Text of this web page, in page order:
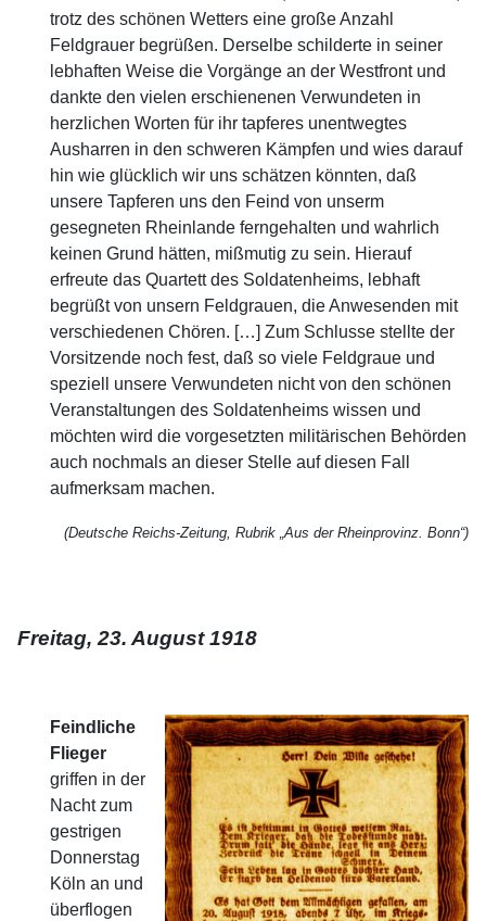
trotz des schönen Wetters eine große Anzahl
Feldgrauer begrüßen. Derselbe schilderte in seiner
lebhaften Weise die Vorgänge an der Westfront und
dankte den vielen erschienenen Verwundeten in
herzlichen Worten für ihr tapferes unentwegtes
Ausharren in den schweren Kämpfen und wies darauf
hin wie glücklich wir uns schätzen könnten, daß
unsere Tapferen uns den Feind von unserm
gesegneten Rheinlande ferngehalten und wahrlich
keinen Grund hätten, mißmutig zu sein. Hierauf
erfreute das Quartett des Soldatenheims, lebhaft
begrüßt von unsern Feldgrauen, die Anwesenden mit
verschiedenen Chören. […] Zum Schlusse stellte der
Vorsitzende noch fest, daß so viele Feldgraue und
speziell unsere Verwundeten nicht von den schönen
Veranstaltungen des Soldatenheims wissen und
möchten wird die vorgesetzten militärischen Behörden
auch nochmals an dieser Stelle auf diesen Fall
aufmerksam machen.
(Deutsche Reichs-Zeitung, Rubrik „Aus der Rheinprovinz. Bonn“)
Freitag, 23. August 1918
Feindliche
Flieger
griffen in der
Nacht zum
gestrigen
Donnerstag
Köln an und
überflogen